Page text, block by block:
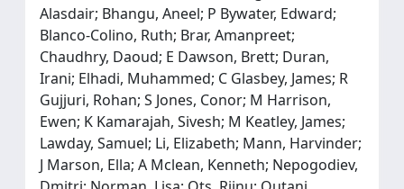
Alasdair; Bhangu, Aneel; P Bywater, Edward;
Blanco-Colino, Ruth; Brar, Amanpreet;
Chaudhry, Daoud; E Dawson, Brett; Duran,
Irani; Elhadi, Muhammed; C Glasbey, James; R
Gujjuri, Rohan; S Jones, Conor; M Harrison,
Ewen; K Kamarajah, Sivesh; M Keatley, James;
Lawday, Samuel; Li, Elizabeth; Mann, Harvinder;
J Marson, Ella; A Mclean, Kenneth; Nepogodiev,